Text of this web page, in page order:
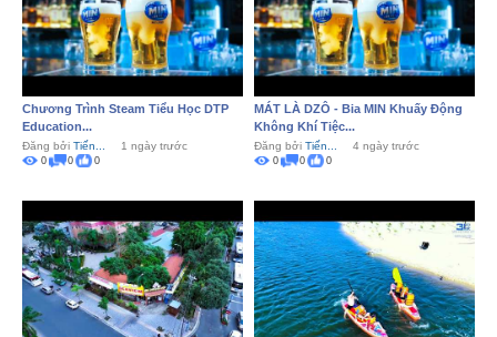
Chương Trình Steam Tiểu Học DTP
Education...
Đăng bởi Tiến... 1 ngày trước
0 0 0
MÁT LÀ DZÔ - Bia MIN Khuấy Động
Không Khí Tiệc...
Đăng bởi Tiến... 4 ngày trước
0 0 0